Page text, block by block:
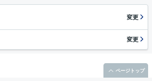
変更
変更
ページトップ